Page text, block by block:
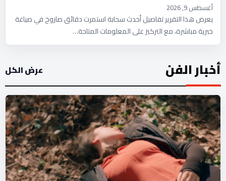
أغسطس 9, 2026
يعرض هذا التقرير تفاصيل أحدث سحابة استمرت دقائق صاروخ في صياغة
خبرية مباشرة، مع التركيز على المعلومات المتاحة…
أخبار الفن عرض الكل